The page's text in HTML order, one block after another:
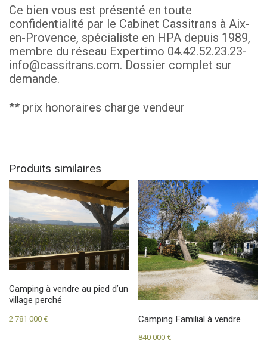
Ce bien vous est présenté en toute
confidentialité par le Cabinet Cassitrans à Aix-
en-Provence, spécialiste en HPA depuis 1989,
membre du réseau Expertimo 04.42.52.23.23-
info@cassitrans.com. Dossier complet sur
demande.
** prix honoraires charge vendeur
Produits similaires
Camping à vendre au pied d’un
village perché
2 781 000 € Camping Familial à vendre
840 000€